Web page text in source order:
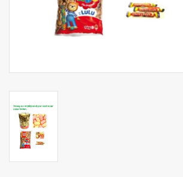
Produits d'hygiène
Matériel d'emballage
Fournitures de bureau